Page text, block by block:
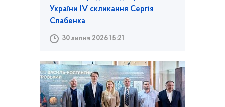
України IV скликання Сергія
Слабенка
30 липня 2026 15:21